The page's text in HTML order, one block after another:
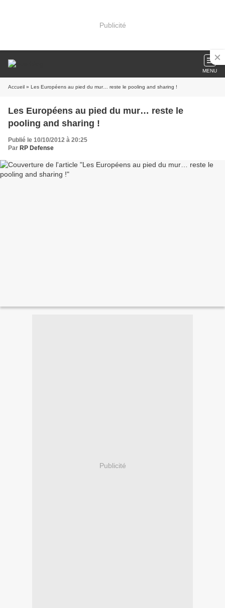
Publicité
MENU
Accueil » Les Européens au pied du mur… reste le pooling and sharing !
Les Européens au pied du mur… reste le
pooling and sharing !
Publié le 10/10/2012 à 20:25
Par RP Defense
Publicité